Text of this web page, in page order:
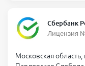
Сбербанк
Лицензия
Московская